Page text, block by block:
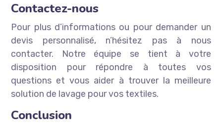
Contactez-nous
Pour plus d’informations ou pour demander un
devis personnalisé, n’hésitez pas à nous
contacter. Notre équipe se tient à votre
disposition pour répondre à toutes vos
questions et vous aider à trouver la meilleure
solution de lavage pour vos textiles.
Conclusion